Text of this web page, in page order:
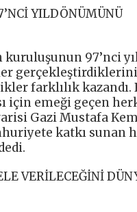
YILDÖNÜMÜNÜ
97’nci
gerçekleştirdiklerini
farklılık kazandı.
için emeği geçen
Gazi Mustafa
katkı sunan
VERİLECEĞİNİ